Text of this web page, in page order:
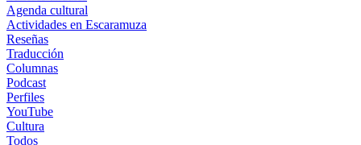
Agenda cultural
Actividades en Escaramuza
Reseñas
Traducción
Columnas
Podcast
Perfiles
YouTube
Cultura
Todos